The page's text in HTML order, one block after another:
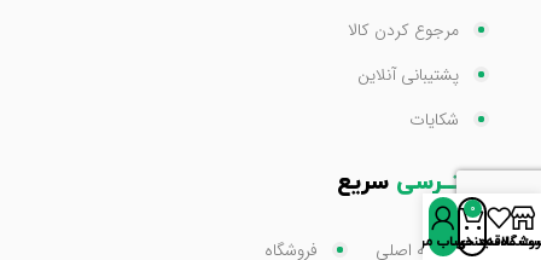
مرجوع کردن کالا
پشتیبانی آنلاین
شکایات
دستــرسی سریع
صفحه اصلی فروشگاه علاقه‌مندی‌ها
0
سبد خرید
حساب من